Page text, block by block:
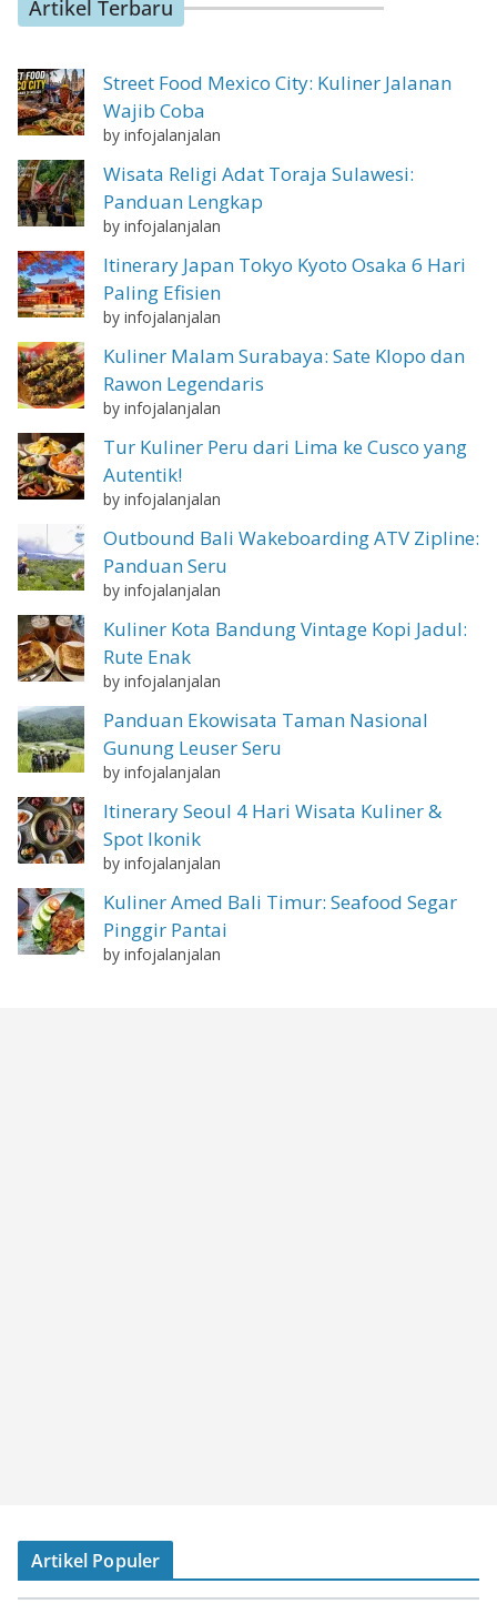
Artikel Terbaru
Street Food Mexico City: Kuliner Jalanan
Wajib Coba
by infojalanjalan
Wisata Religi Adat Toraja Sulawesi:
Panduan Lengkap
by infojalanjalan
Itinerary Japan Tokyo Kyoto Osaka 6 Hari
Paling Efisien
by infojalanjalan
Kuliner Malam Surabaya: Sate Klopo dan
Rawon Legendaris
by infojalanjalan
Tur Kuliner Peru dari Lima ke Cusco yang
Autentik!
by infojalanjalan
Outbound Bali Wakeboarding ATV Zipline:
Panduan Seru
by infojalanjalan
Kuliner Kota Bandung Vintage Kopi Jadul:
Rute Enak
by infojalanjalan
Panduan Ekowisata Taman Nasional
Gunung Leuser Seru
by infojalanjalan
Itinerary Seoul 4 Hari Wisata Kuliner &
Spot Ikonik
by infojalanjalan
Kuliner Amed Bali Timur: Seafood Segar
Pinggir Pantai
by infojalanjalan
Artikel Populer